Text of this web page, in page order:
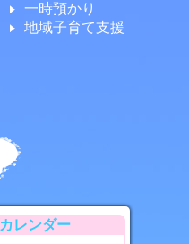
一時預かり
地域子育て支援
カレンダー